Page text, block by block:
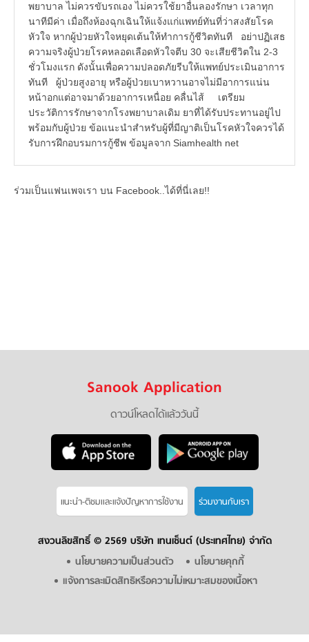
พยาบาล ไม่ควรขับรถเอง ไม่ควรใช้ยาอื่นลองรักษา เวลาทุก
นาทีมีค่า เมื่อถึงห้องฉุกเฉินให้แจ้งแก่แพทย์ทันที่ว่าสงสัยโรค
หัวใจ หากผู้ป่วยหัวใจหยุดเต้นให้ทำการกู้ชีวิตทันที อย่าปฏิเสธ
ความจริงผู้ป่วยโรคหลอดเลือดหัวใจตีบ 30 จะเสียชีวิตใน 2-3
ชั่วโมงแรก ดังนั้นเพื่อความปลอดภัยรีบให้แพทย์ประเมินอาการ
ทันที ผู้ป่วยสูงอายุ หรือผู้ป่วยเบาหวานอาจไม่มีอาการแน่น
หน้าอกแต่อาจมาด้วยอาการเหนื่อย คลื่นไส้ เตรียม
ประวัติการรักษาจากโรงพยาบาลเดิม ยาที่ได้รับประทานอยู่ไป
พร้อมกับผู้ป่วย ข้อแนะนำสำหรับผู้ที่มีญาติเป็นโรคหัวใจควรได้
รับการฝึกอบรมการกู้ชีพ ข้อมูลจาก Siamhealth net
ร่วมเป็นแฟนเพจเรา บน Facebook..ได้ที่นี่เลย!!
Sanook Application
ดาวน์โหลดได้แล้ววันนี้
แนะนำ-ติชมเเละแจ้งปัญหาการใช้งาน ร่วมงานกับเรา
สงวนลิขสิทธิ์ © 2569 บริษัท เทนเซ็นต์ (ประเทศไทย) จำกัด
นโยบายความเป็นส่วนตัว
นโยบายคุกกี้
แจ้งการละเมิดสิทธิหรือความไม่เหมาะสมของเนื้อหา